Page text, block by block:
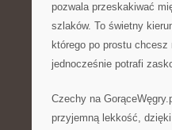
pozwala przeskakiwać
szlaków. To świetny
którego po prostu
jednocześnie potrafi
Czechy na
przyjemną lekkość,